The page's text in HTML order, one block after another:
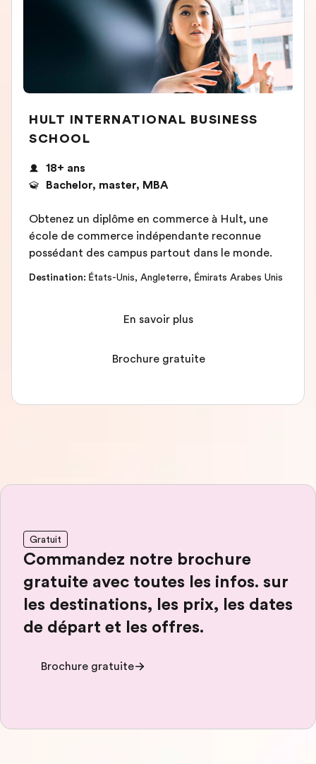
HULT INTERNATIONAL BUSINESS
SCHOOL
18+ ans
Bachelor, master, MBA
Obtenez un diplôme en commerce à Hult, une
école de commerce indépendante reconnue
possédant des campus partout dans le monde.
Destination: États-Unis, Angleterre, Émirats Arabes Unis
En savoir plus
Brochure gratuite
Gratuit
Commandez notre brochure
gratuite avec toutes les infos. sur
les destinations, les prix, les dates
de départ et les offres.
Brochure gratuite